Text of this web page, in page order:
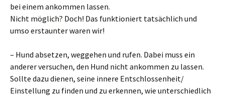
bei einem ankommen lassen.
Nicht möglich? Doch! Das funktioniert tatsächlich und
umso erstaunter waren wir!
– Hund absetzen, weggehen und rufen. Dabei muss ein
anderer versuchen, den Hund nicht ankommen zu lassen.
Sollte dazu dienen, seine innere Entschlossenheit/
Einstellung zu finden und zu erkennen, wie unterschiedlich